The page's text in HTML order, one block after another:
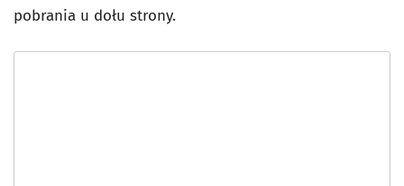
pobrania u dołu strony.